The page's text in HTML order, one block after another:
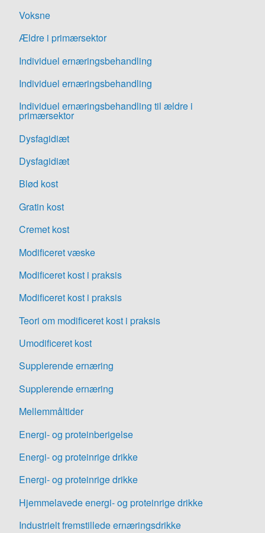
Voksne
Ældre i primærsektor
Individuel ernæringsbehandling
Individuel ernæringsbehandling
Individuel ernæringsbehandling til ældre i
primærsektor
Dysfagidiæt
Dysfagidiæt
Blød kost
Gratin kost
Cremet kost
Modificeret væske
Modificeret kost i praksis
Modificeret kost i praksis
Teori om modificeret kost i praksis
Umodificeret kost
Supplerende ernæring
Supplerende ernæring
Mellemmåltider
Energi- og proteinberigelse
Energi- og proteinrige drikke
Energi- og proteinrige drikke
Hjemmelavede energi- og proteinrige drikke
Industrielt fremstillede ernæringsdrikke